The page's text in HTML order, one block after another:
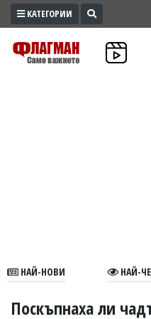
ПРОМО
ЗОНА
В
КАТЕГОРИИ
НАЙ-НОВИ НАЙ-
Поскъпнаха ли